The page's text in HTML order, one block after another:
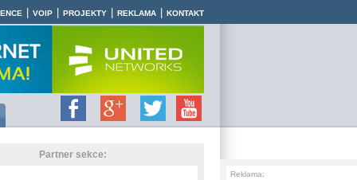
VOIP PROJEKTY REKLAMA KONTAKT
Partner sekce:
Reklama: